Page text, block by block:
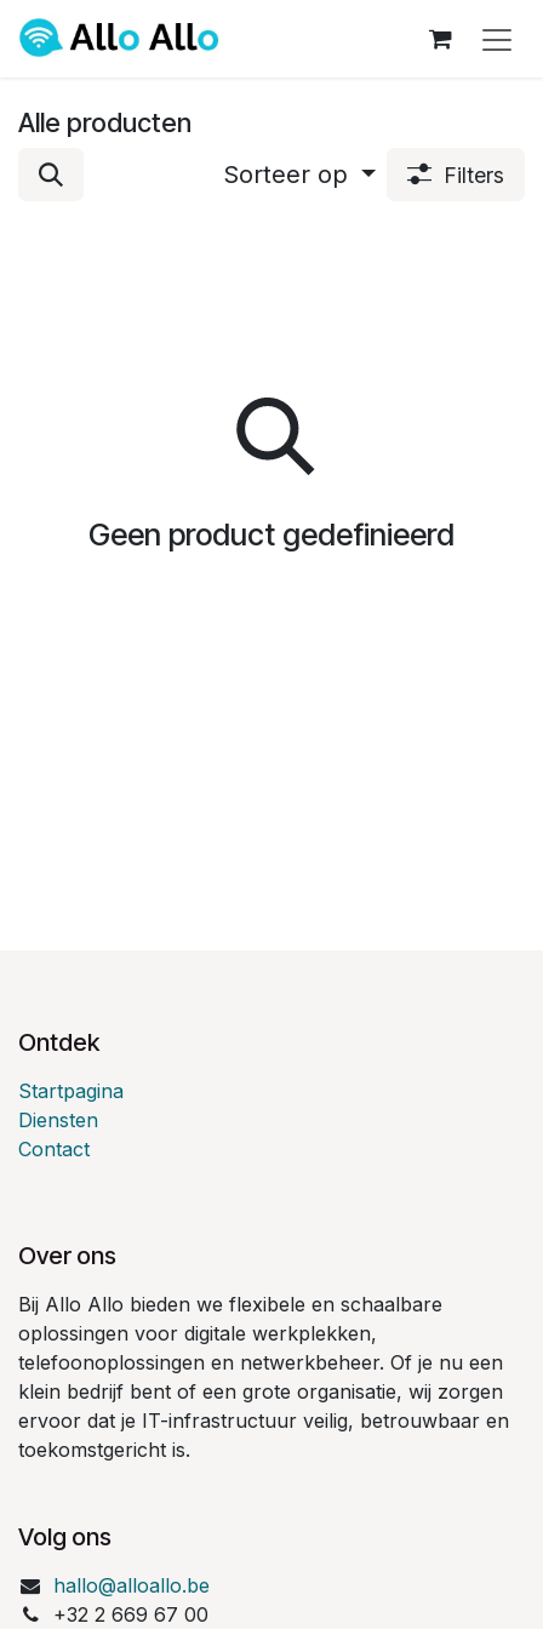
Overslaan naar inhoud
Alle producten
Sorteer op Filters
Geen product gedefinieerd
Ontdek
Startpagina
Diensten
Contact
Over ons
Bij Allo Allo bieden we flexibele en schaalbare
oplossingen voor digitale werkplekken,
telefoonoplossingen en netwerkbeheer. Of je nu een
klein bedrijf bent of een grote organisatie, wij zorgen
ervoor dat je IT-infrastructuur veilig, betrouwbaar en
toekomstgericht is.
Volg ons
hallo@alloallo.be
+32 2 669 67 00